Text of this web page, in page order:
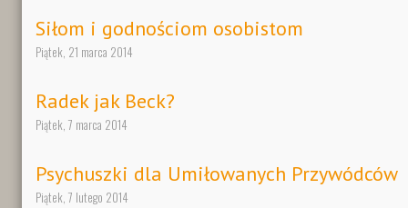
Siłom i godnościom osobistom
Piątek, 21 marca 2014
Radek jak Beck?
Piątek, 7 marca 2014
Psychuszki dla Umiłowanych Przywódców
Piątek, 7 lutego 2014